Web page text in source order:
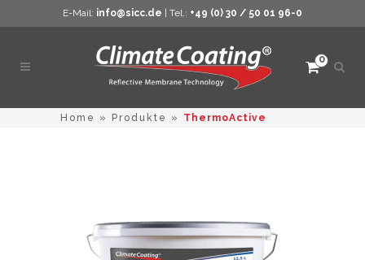
E-Mail: info@sicc.de | Tel.: +49 (0) 30 / 50 01 96-0
0
Home » Produkte » ThermoActive